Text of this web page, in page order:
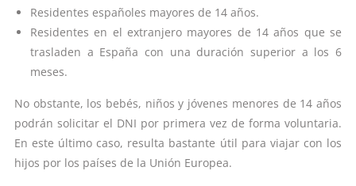
Residentes españoles mayores de 14 años.
Residentes en el extranjero mayores de 14 años que se
trasladen a España con una duración superior a los 6
meses.
No obstante, los bebés, niños y jóvenes menores de 14 años
podrán solicitar el DNI por primera vez de forma voluntaria.
En este último caso, resulta bastante útil para viajar con los
hijos por los países de la Unión Europea.